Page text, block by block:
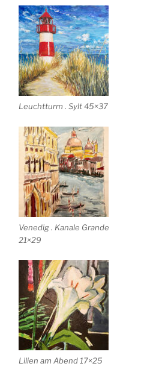
Leuchtturm . Sylt 45×37
Venedig . Kanale Grande
21×29
Lilien am Abend 17×25